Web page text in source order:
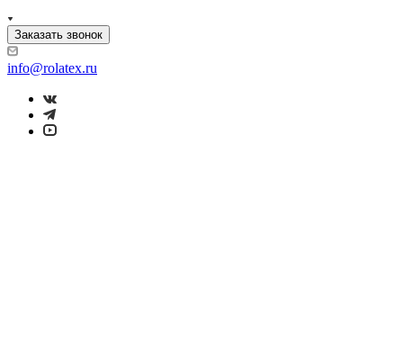
Заказать звонок
info@rolatex.ru